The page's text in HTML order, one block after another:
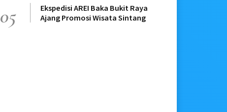
05
Ekspedisi AREI Baka Bukit Raya
Ajang Promosi Wisata Sintang